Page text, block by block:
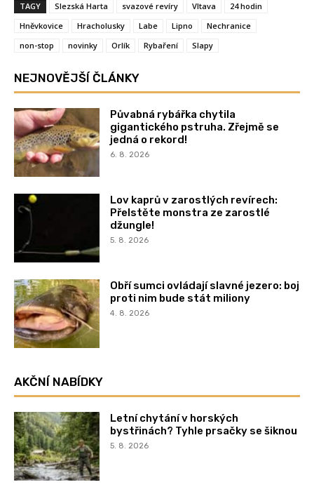
TAGY Slezská Harta svazové revíry Vltava
24 hodin
Hněvkovice
Hracholusky Labe Lipno
Nechranice
non-stop
novinky Orlík Rybaření Slapy
NEJNOVĚJŠÍ ČLÁNKY
Půvabná rybářka chytila
gigantického pstruha. Zřejmě se
jedná o rekord!
6. 8. 2026
Lov kaprů v zarostlých revírech:
Přelstěte monstra ze zarostlé
džungle!
5. 8. 2026
Obří sumci ovládají slavné jezero: boj
proti nim bude stát miliony
4. 8. 2026
AKČNÍ NABÍDKY
Letní chytání v horských
bystřinách? Tyhle prsačky se šiknou
5. 8. 2026